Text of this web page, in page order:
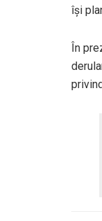
își
În